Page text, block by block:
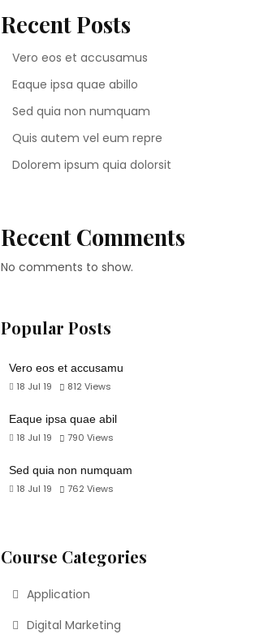
Recent Posts
Vero eos et accusamus
Eaque ipsa quae abillo
Sed quia non numquam
Quis autem vel eum repre
Dolorem ipsum quia dolorsit
Recent Comments
No comments to show.
Popular Posts
Vero eos et accusamu
18 Jul 19
812 Views
Eaque ipsa quae abil
18 Jul 19
790 Views
Sed quia non numquam
18 Jul 19
762 Views
Course Categories
Application
Digital Marketing